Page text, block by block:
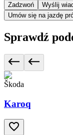
Zadzwoń
Wyślij
Umów się na jazdę
Sprawdź
Škoda
Karoq